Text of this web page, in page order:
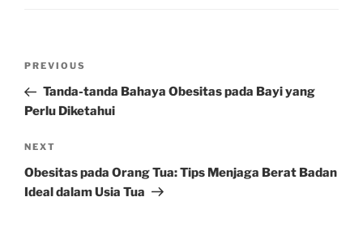
Previous
Post
PREVIOUS
Tanda-tanda Bahaya Obesitas pada Bayi yang
Perlu Diketahui
Next
Post
NEXT
Obesitas pada Orang Tua: Tips Menjaga Berat Badan
Ideal dalam Usia Tua